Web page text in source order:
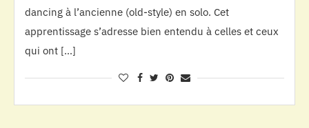
dancing à l’ancienne (old-style) en solo. Cet
apprentissage s’adresse bien entendu à celles et ceux
qui ont […]